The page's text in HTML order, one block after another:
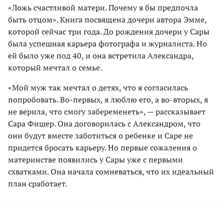
«Ложь счастливой матери. Почему я бы предпочла
быть отцом». Книга посвящена дочери автора Эмме,
которой сейчас три года. До рождения дочери у Сары
была успешная карьера фотографа и журналиста. Но
ей было уже под 40, и она встретила Александра,
который мечтал о семье.
«Мой муж так мечтал о детях, что я согласилась
попробовать. Во-первых, я люблю его, а во-вторых, я
не верила, что смогу забеременеть», — рассказывает
Сара Фишер. Она договорилась с Александром, что
они будут вместе заботиться о ребенке и Саре не
придется бросать карьеру. Но первые сожаления о
материнстве появились у Сары уже с первыми
схватками. Она начала сомневаться, что их идеальный
план сработает.